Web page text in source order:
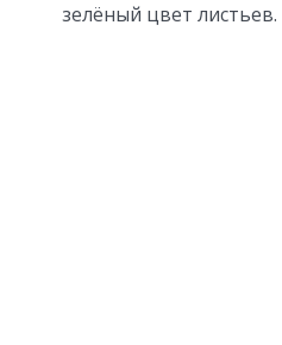
зелёный цвет листьев.